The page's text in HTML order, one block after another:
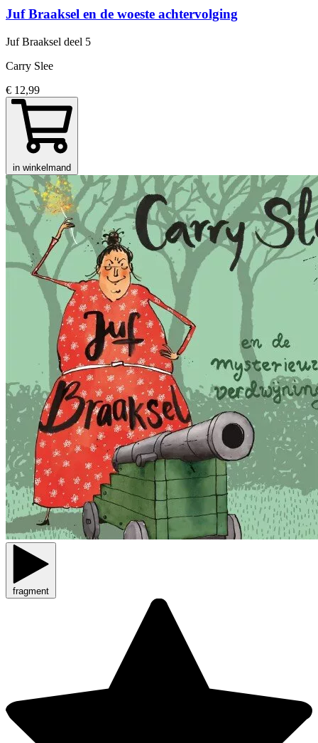
Juf Braaksel en de woeste achtervolging
Juf Braaksel deel 5
Carry Slee
€ 12,99
in winkelmand
fragment